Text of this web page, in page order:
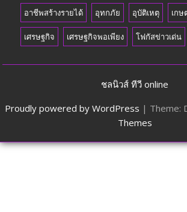
อาชีพสร้างรายได้ อุทกภัย อุบัติเหตุ เกษ
เศรษฐกิจ เศรษฐกิจพอเพียง โฟกัสข่าวเด่น
ชลนิวส์ ทีวี online
Proudly powered by WordPress | Theme:
Themes